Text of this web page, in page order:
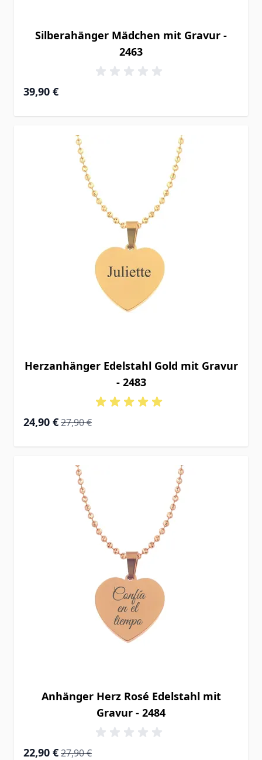
Silberahänger Mädchen mit Gravur -
2463
39,90 €
Herzanhänger Edelstahl Gold mit Gravur
- 2483
Special Price
24,90 € Regular Price
27,90 €
Anhänger Herz Rosé Edelstahl mit
Gravur - 2484
Special Price
22,90 € Regular Price
27,90 €